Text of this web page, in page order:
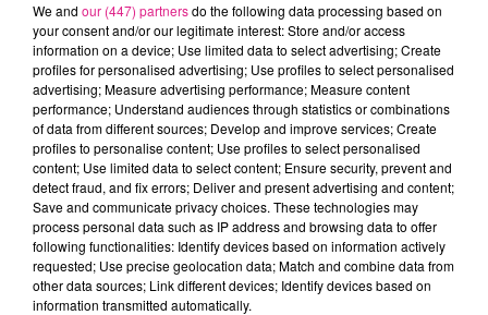
Date
du13 mars 2025 à 20h00
au16 mars 2025 à 19h00
Lieu
La Comédie de Metz
57000 Metz
Tarif
Payant
We and our (447) partnersdo the following data processing based on
your consent and/or our legitimate interest: Store and/or access
information on a device; Use limited data to select advertising; Create
profiles for personalised advertising; Use profiles to select personalised
advertising; Measure advertising performance; Measure content
performance; Understand audiences through statistics or combinations
of data from different sources; Develop and improve services; Create
profiles to personalise content; Use profiles to select personalised
content; Use limited data to select content; Ensure security, prevent and
detect fraud, and fix errors; Deliver and present advertising and content;
Save and communicate privacy choices. These technologies may
process personal data such as IP address and browsing data to offer
following functionalities: Identify devices based on information actively
requested; Use precise geolocation data; Match and combine data from
other data sources; Link different devices; Identify devices based on
information transmitted automatically.